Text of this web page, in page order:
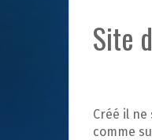
Site
Créé il
comme